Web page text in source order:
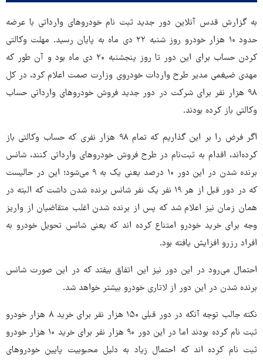
به گزارش قدس آنلاین دور جدید ثبت نام خودروهای وارداتی با عرضه
حدود ۱۰ هزار خودرو روز شنبه ۲۲ دی ماه به پایان رسید. مهلت وکالتی
کردن حساب برای این دور تا روز پنجشنبه ۲۰ دی ماه بود و آن طور که
مهدی ضیغمی مدیر طرح واردات خودروی وزارت صمت اعلام کرد، در کل
۹۸ هزار نفر برای شرکت در دور جدید فروش خودروهای وارداتی حساب
وکالتی باز کرده بودند.
اگر فرض را بر این گذاریم که تمام ۹۸ هزار نفری که حساب وکالتی باز
کرده‌اند، اقدام به ثبت‌نام در طرح فروش خودروهای وارداتی کنند، شانس
برنده شدن در این دور ۱۰ درصد یعنی یک به ۹ می‌شود؛ این در حالیست
که در دور قبل از هر ۱۹ نفر یک نفر شانس برنده شدن داشت که البته در
همان زمان نیز اعلام شد که پس از برنده شدن اغلب متقاضیان از واریز
وجه برای خرید خودرو امتناع کرده اند که یعنی شانس تحویل خودرو به
افراد رزرو افزایش یافته بود.
احتمال می‌رود در این دور نیز این اتفاق بیفتد که در این صورت شانس
برنده شدن در این دور از لاتاری خودرو بیشتر خواهد شد.
نکته جالب توجه آنکه در دور قبلی ۱۵۰ هزار نفر برای خرید ۸ هزار خودرو
ثبت نام کرده بودند اما در این دور ۹۰ هزار نفر برای خرید ۱۰ هزار خودرو
ثبت نام کرده اند که احتمال زیاد به دلیل محبوبیت پایین خودروهای